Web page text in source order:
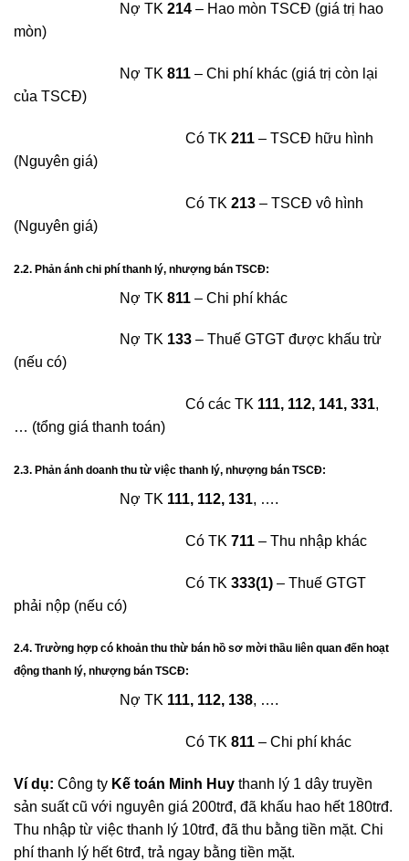
Nợ TK 214 – Hao mòn TSCĐ (giá trị hao
mòn)
Nợ TK 811 – Chi phí khác (giá trị còn lại
của TSCĐ)
Có TK 211 – TSCĐ hữu hình
(Nguyên giá)
Có TK 213 – TSCĐ vô hình
(Nguyên giá)
2.2. Phản ánh chi phí thanh lý, nhượng bán TSCĐ:
Nợ TK 811 – Chi phí khác
Nợ TK 133 – Thuế GTGT được khấu trừ
(nếu có)
Có các TK 111, 112, 141, 331,
… (tổng giá thanh toán)
2.3. Phản ánh doanh thu từ việc thanh lý, nhượng bán TSCĐ:
Nợ TK 111, 112, 131, ….
Có TK 711 – Thu nhập khác
Có TK 333(1) – Thuế GTGT
phải nộp (nếu có)
2.4. Trường hợp có khoản thu thừ bán hồ sơ mời thầu liên quan đến hoạt
động thanh lý, nhượng bán TSCĐ:
Nợ TK 111, 112, 138, ….
Có TK 811 – Chi phí khác
Ví dụ: Công ty Kế toán Minh Huy thanh lý 1 dây truyền
sản suất cũ với nguyên giá 200trđ, đã khấu hao hết 180trđ.
Thu nhập từ việc thanh lý 10trđ, đã thu bằng tiền mặt. Chi
phí thanh lý hết 6trđ, trả ngay bằng tiền mặt.